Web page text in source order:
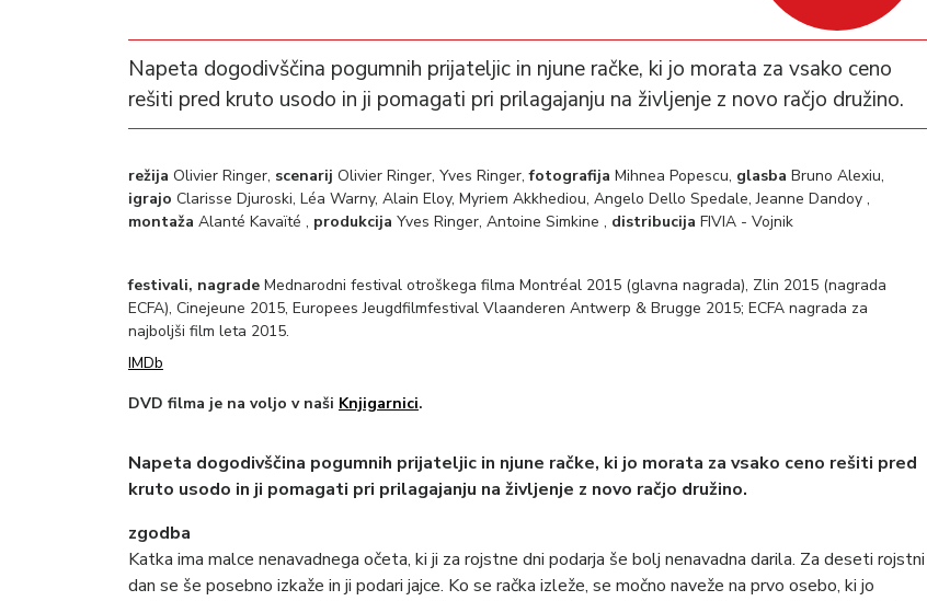
Napeta dogodivščina pogumnih prijateljic in njune račke, ki jo morata za vsako ceno
rešiti pred kruto usodo in ji pomagati pri prilagajanju na življenje z novo račjo družino.
režija Olivier Ringer, scenarij Olivier Ringer, Yves Ringer,fotografija Mihnea Popescu, glasba Bruno Alexiu,
igrajo Clarisse Djuroski, Léa Warny, Alain Eloy, Myriem Akkhediou, Angelo Dello Spedale, Jeanne Dandoy ,
montaža Alanté Kavaïté , produkcija Yves Ringer, Antoine Simkine , distribucija FIVIA - Vojnik
festivali, nagrade Mednarodni festival otroškega filma Montréal 2015 (glavna nagrada), Zlin 2015 (nagrada
ECFA), Cinejeune 2015, Europees Jeugdfilmfestival Vlaanderen Antwerp & Brugge 2015; ECFA nagrada za
najboljši film leta 2015.
IMDb
DVD filma je na voljo v naši Knjigarnici.
Napeta dogodivščina pogumnih prijateljic in njune račke, ki jo morata za vsako ceno rešiti pred
kruto usodo in ji pomagati pri prilagajanju na življenje z novo račjo družino.
zgodba
Katka ima malce nenavadnega očeta, ki ji za rojstne dni podarja še bolj nenavadna darila. Za deseti rojstni
dan se še posebno izkaže in ji podari jajce. Ko se račka izleže, se močno naveže na prvo osebo, ki jo